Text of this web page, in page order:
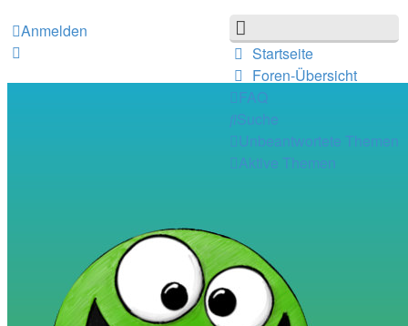
Startseite
Foren-Übersicht
FAQ
Suche
Unbeantwortete Themen
Aktive Themen
Anmelden